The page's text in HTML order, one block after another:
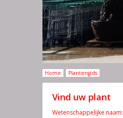
Home Plantengids
Vind uw plant
Wetenschappelijke naam: